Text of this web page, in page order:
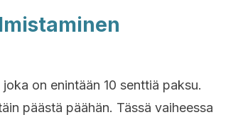
on enintään 10 senttiä paksu.
päästä päähän. Tässä vaiheessa